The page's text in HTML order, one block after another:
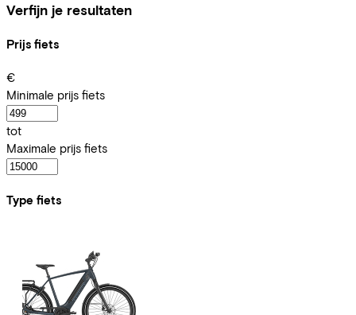
Verfijn je resultaten
Prijs fiets
€
Minimale prijs fiets
tot
Maximale prijs fiets
Type fiets